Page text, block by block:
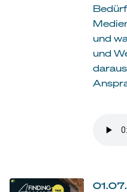
und
und